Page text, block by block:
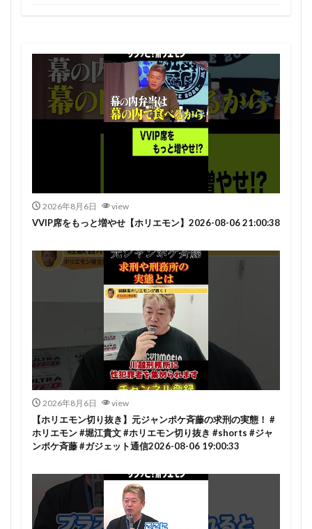
2026年8月6日 view
VVIP席をもっと増やせ【ホリエモン】2026-08-06 21:00:38
2026年8月6日 view
【ホリエモン切り抜き】元ジャンポケ斉藤の求刑の実態！ #
ホリエモン #堀江貴文 #ホリエモン切り抜き #shorts #ジャ
ンポケ斉藤 #ガジェット通信2026-08-06 19:00:33